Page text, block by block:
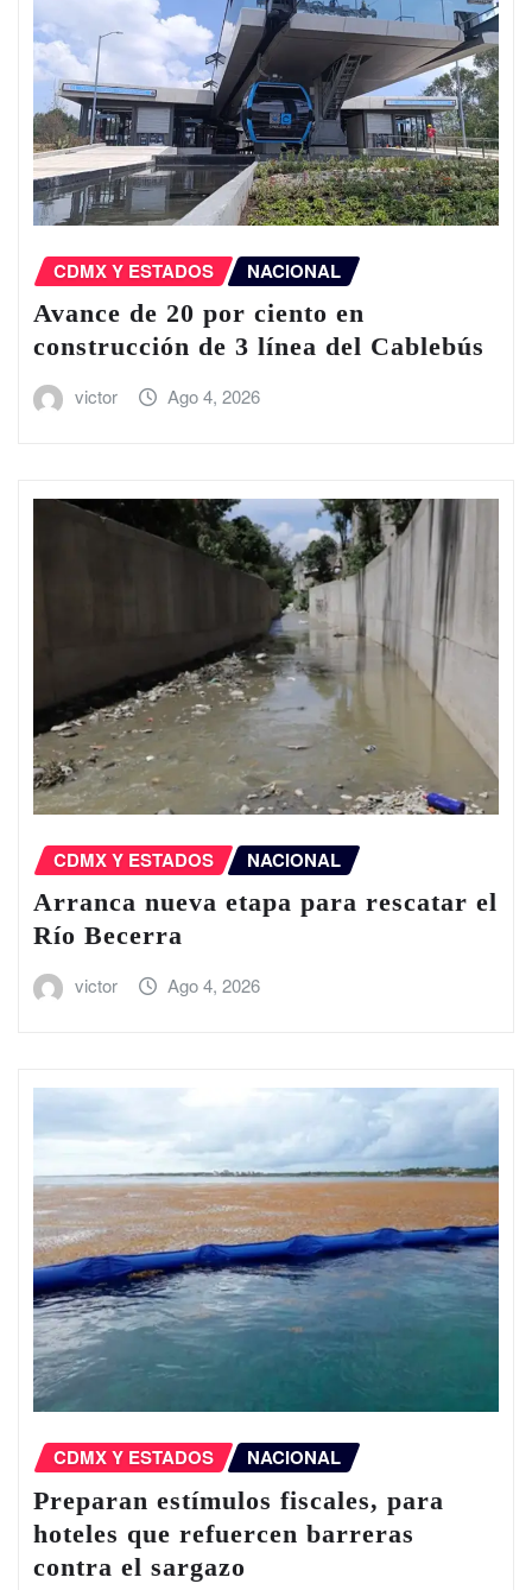
CDMX Y ESTADOS NACIONAL
Avance de 20 por ciento en
construcción de 3 línea del Cablebús
victor Ago 4, 2026
CDMX Y ESTADOS NACIONAL
Arranca nueva etapa para rescatar el
Río Becerra
victor Ago 4, 2026
CDMX Y ESTADOS NACIONAL
Preparan estímulos fiscales, para
hoteles que refuercen barreras
contra el sargazo